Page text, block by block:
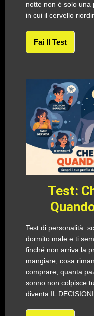
notte non è solo una
in cui il cervello
Fai Il Test
Test:
Test di personalità:
dormito male e ti
finché non arriva la
mangiare, cosa
comprare, quanta
sonno non colpisce
diventa IL